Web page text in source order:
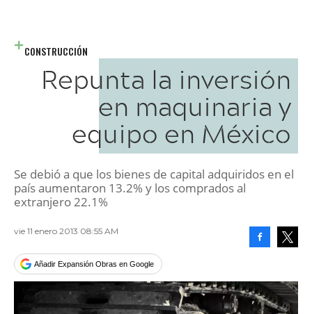
CONSTRUCCIÓN
Repunta la inversión
en maquinaria y
equipo en México
Se debió a que los bienes de capital adquiridos en el
país aumentaron 13.2% y los comprados al
extranjero 22.1%
vie 11 enero 2013 08:55 AM
Añadir Expansión Obras en Google